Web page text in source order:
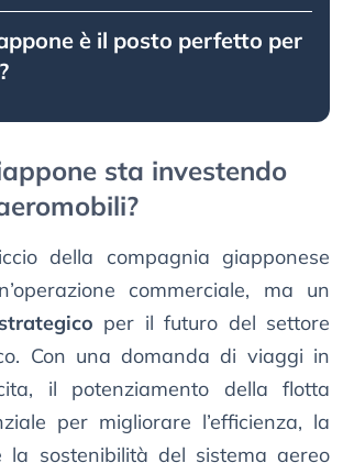
è il posto perfetto per
sta investendo
della compagnia giapponese
commerciale, ma un
per il futuro del settore
Con una domanda di viaggi in
il potenziamento della flotta
per migliorare l’efficienza, la
la sostenibilità del sistema aereo